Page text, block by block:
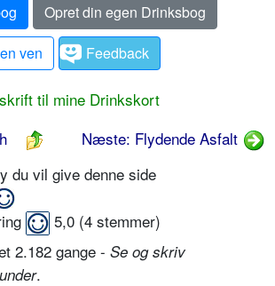
Opret din egen Drinksbog
ven
Feedback
til mine Drinkskort
Næste: Flydende Asfalt
du vil give denne side
5,0 (4 stemmer)
2.182 gange - Se og skriv
.